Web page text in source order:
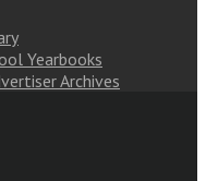
Yearbooks
Archives